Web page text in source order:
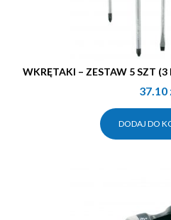
WKRĘTAKI – ZESTAW 5 SZT
37.10
DODAJ DO